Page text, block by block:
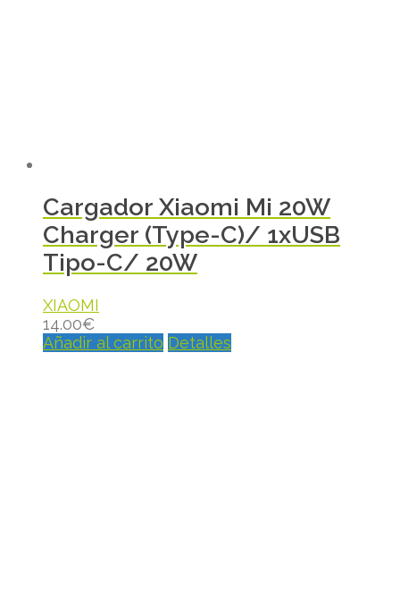
Cargador Xiaomi Mi 20W
Charger (Type-C)/ 1xUSB
Tipo-C/ 20W
XIAOMI
14.00€
Añadir al carrito Detalles